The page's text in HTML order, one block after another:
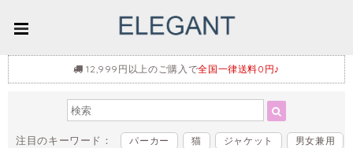
12,999円以上のご購入で全国一律送料0円♪
注目のキーワード： パーカー 猫 ジャケット
男女兼用